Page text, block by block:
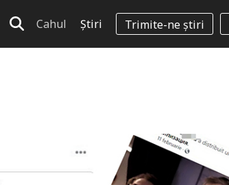
Cahul Știri Trimite-ne știri